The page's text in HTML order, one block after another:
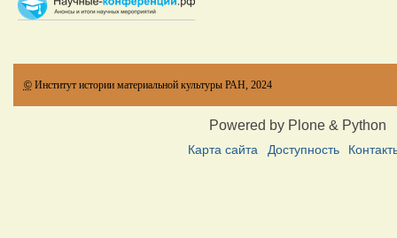
© Институт истории материальной культуры РАН, 2024
Powered by Plone & Python
Карта сайта Доступность